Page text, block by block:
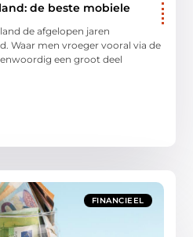
de beste mobiele
de afgelopen jaren
Waar men vroeger vooral via de
een groot deel
FINANCIEEL